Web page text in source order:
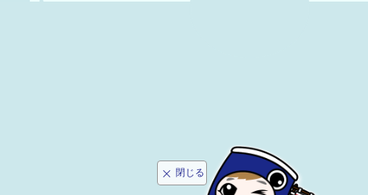
閉じる